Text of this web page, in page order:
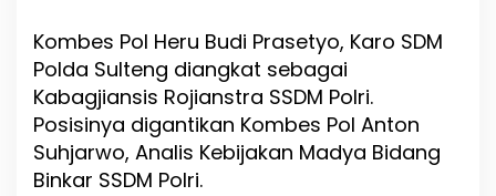
o
l
d
a
S
u
Kombes Pol Heru Budi Prasetyo, Karo SDM
Polda Sulteng diangkat sebagai
Kabagjiansis Rojianstra SSDM Polri.
Posisinya digantikan Kombes Pol Anton
Suhjarwo, Analis Kebijakan Madya Bidang
Binkar SSDM Polri.